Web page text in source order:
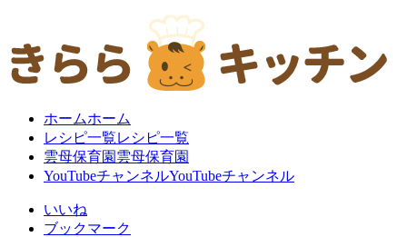
ホームホーム
レシピ一覧レシピ一覧
雲母保育園 雲母保育園
YouTubeチャンネルYouTubeチャンネル
いいね
ブックマーク